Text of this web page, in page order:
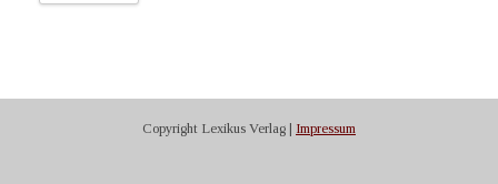
Copyright Lexikus Verlag | Impressum